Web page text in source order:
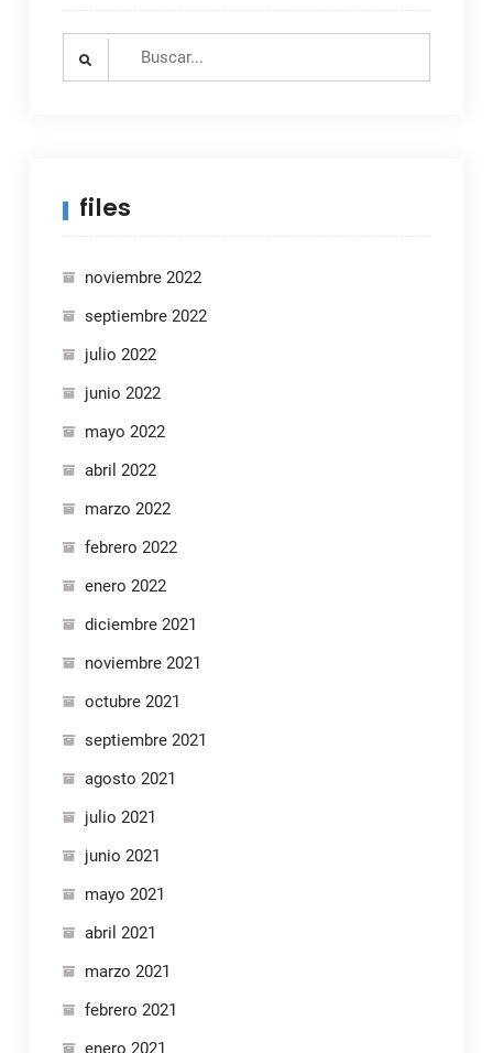
Search
files
noviembre 2022
septiembre 2022
julio 2022
junio 2022
mayo 2022
abril 2022
marzo 2022
febrero 2022
enero 2022
diciembre 2021
noviembre 2021
octubre 2021
septiembre 2021
agosto 2021
julio 2021
junio 2021
mayo 2021
abril 2021
marzo 2021
febrero 2021
enero 2021